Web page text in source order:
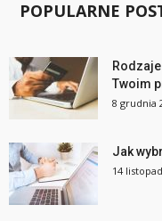
POPULARNE
Twoim
8 grudnia
Jak
14